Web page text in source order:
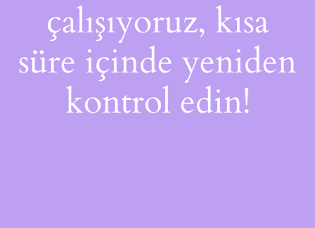
çalışıyoruz, kısa
süre içinde yeniden
kontrol edin!